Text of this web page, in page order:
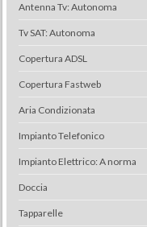
Antenna Tv: Autonoma
Tv SAT: Autonoma
Copertura ADSL
Copertura Fastweb
Aria Condizionata
Impianto Telefonico
Impianto Elettrico: A norma
Doccia
Tapparelle